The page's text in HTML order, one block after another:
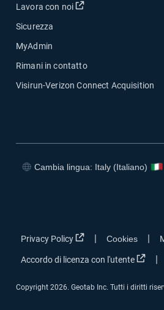
Lavora con noi
Apri in una nuova
Sicurezza
MyAdmin
Rimani in contatto
Visirun-Verizon Connect Acquisition
Cambia lingua: Italy (Italiano)
Privacy Policy Apri in una nuova
| Cookies |
Accordo di licenza con l'utente Apri
|
Copyright 2026. Geotab Inc. Tutti i diritti